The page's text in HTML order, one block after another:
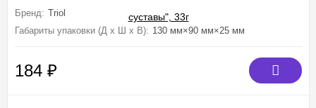
Бренд: Triol
Габариты упаковки (Д х Ш х В): 130 мм×90 мм×25 мм
184 ₽